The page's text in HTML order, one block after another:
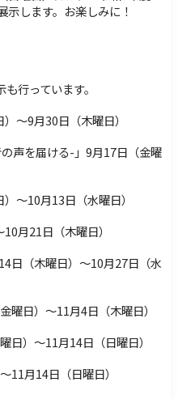
します。お楽しみに！
行っています。
～9月30日（木曜日）
声を届ける-」9月17日（金曜
～10月13日（水曜日）
月21日（木曜日）
日（木曜日）～10月27日（水
曜日）～11月4日（木曜日）
日）～11月14日（日曜日）
11月14日（日曜日）